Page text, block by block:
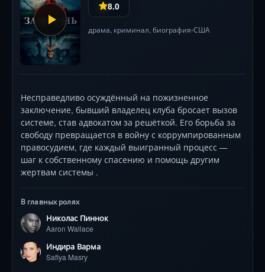
8.0
драма, криминал, биография•США
Несправедливо осуждённый на пожизненное
заключение, бывший владелец клуба бросает вызов
системе, став адвокатом за решёткой. Его борьба за
свободу превращается в войну с коррумпированным
правосудием, где каждый выигранный процесс —
шаг к собственному спасению и помощь другим
жертвам системы .
В главных ролях
Николас Пиннок
Aaron Wallace
Индира Варма
Safiya Masry